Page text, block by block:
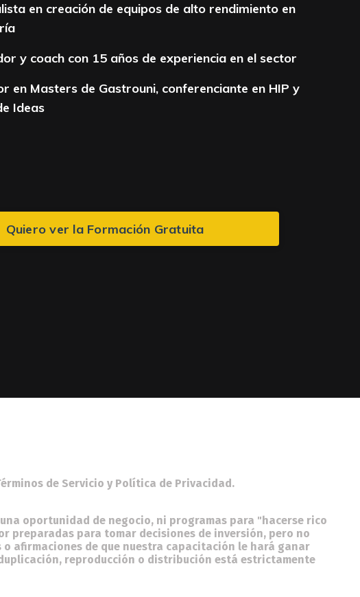
en creación de equipos de alto rendimiento en
y coach con 15 años de experiencia en el sector
en Masters de Gastrouni, conferenciante en HIP y
Ideas
Quiero ver la Formación Gratuita
de Servicio y Política de Privacidad.
oportunidad de negocio, ni programas para "hacerse rico
preparadas para tomar decisiones de inversión, pero no
afirmaciones de que nuestra capacitación le hará ganar
reproducción o distribución está estrictamente